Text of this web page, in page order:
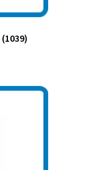
(1039)